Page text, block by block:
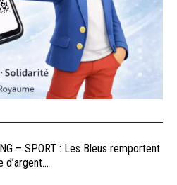
– SPORT : Les Bleus remportent
d’argent...